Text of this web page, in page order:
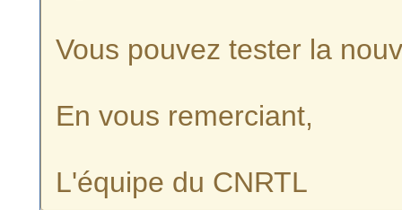
Vous pouvez tester la
En vous remerciant,
L'équipe du CNRTL